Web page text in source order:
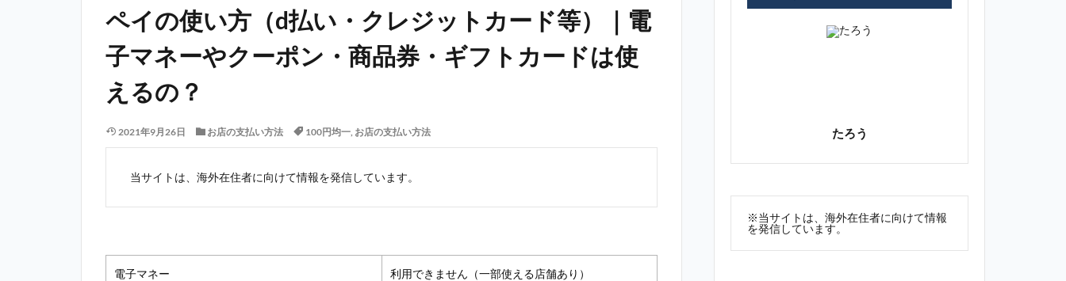
ペイの使い方（d払い・クレジットカード等）｜電
子マネーやクーポン・商品券・ギフトカードは使
えるの？
2021年9月26日 お店の支払い方法 100円均一, お店の支払い方法
当サイトは、海外在住者に向けて情報を発信しています。
電子マネー 利用できません（一部使える店舗あり）
たろう
※当サイトは、海外在住者に向けて情報
を発信しています。